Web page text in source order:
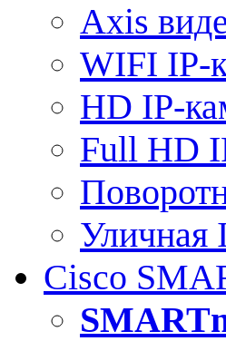
Axis
WIFI IP-
HD IP-
Full HD
Уличная
Cisco